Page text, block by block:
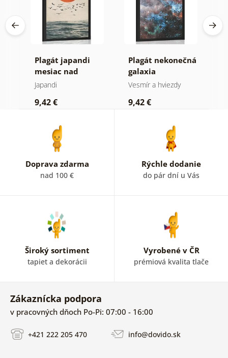
Plagát japandi
mesiac nad
morom
Japandi
9,42 €
Plagát nekonečná
galaxia
Vesmír a hviezdy
9,42 €
Doprava zdarma
nad 100 €
Rýchle dodanie
do pár dní u Vás
Široký sortiment
tapiet a dekorácii
Vyrobené v ČR
prémiová kvalita tlače
Zákaznícka podpora
v pracovných dňoch Po-Pi: 07:00 - 16:00
+421 222 205 470 info@dovido.sk